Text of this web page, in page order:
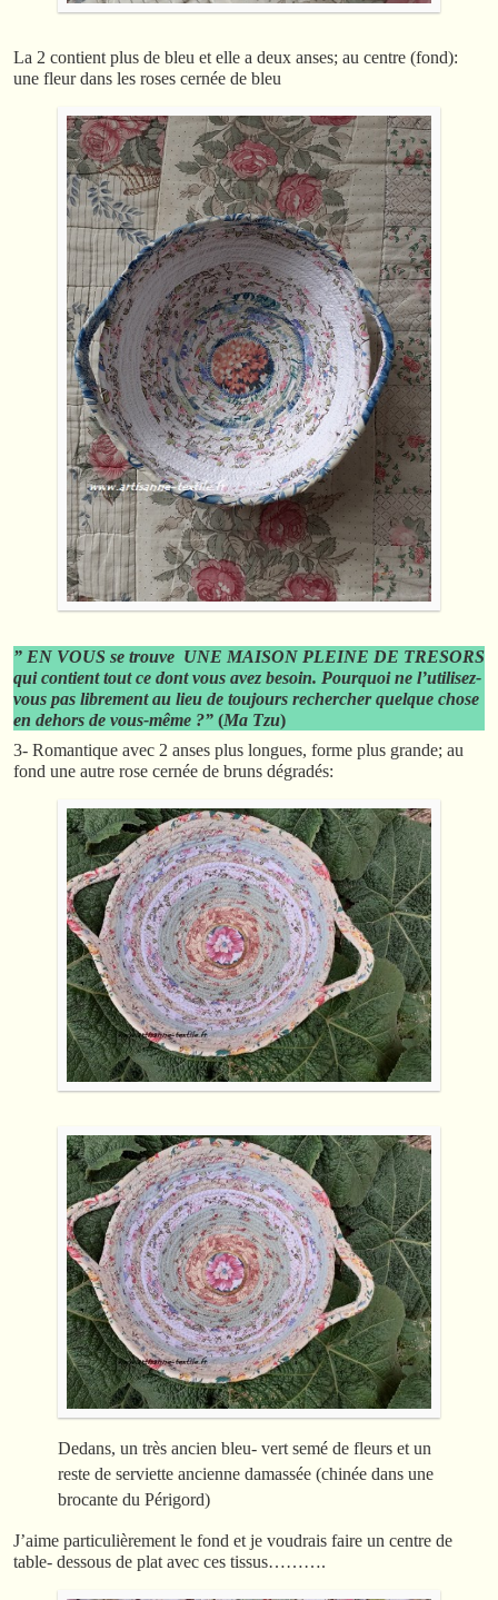
La 2 contient plus de bleu et elle a deux anses; au centre (fond):
une fleur dans les roses cernée de bleu
” EN VOUS se trouve UNE MAISON PLEINE DE TRESORS
qui contient tout ce dont vous avez besoin. Pourquoi ne l’utilisez-
vous pas librement au lieu de toujours rechercher quelque chose
en dehors de vous-même ?” (Ma Tzu)
3- Romantique avec 2 anses plus longues, forme plus grande; au
fond une autre rose cernée de bruns dégradés:
Dedans, un très ancien bleu- vert semé de fleurs et un
reste de serviette ancienne damassée (chinée dans une
brocante du Périgord)
J’aime particulièrement le fond et je voudrais faire un centre de
table- dessous de plat avec ces tissus……….